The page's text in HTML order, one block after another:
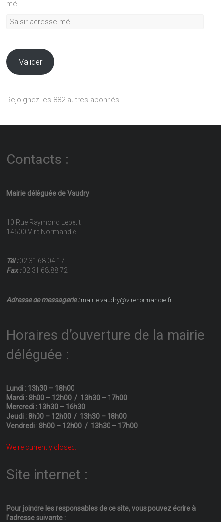
mél.
Saisir
Valider
Rejoignez les 882 autres abonnés
Contacts :
Mairie déléguée de Vaudry
10 Rue Raymond Lepetit
14500 Vire Normandie
Tél :02.31.68.04.17
Fax :02.31.68.88.72
Adresse de messagerie :mairie.vaudry@virenormandie.fr
Horaires d’ouverture de la mairie
déléguée :
Lundi : 13h30 – 18h00
Mardi : 8h00 – 12h00 / 13h30 – 17h00
Mercredi : 13h30 – 16h30
Jeudi : 8h00 – 12h00 / 13h30 – 18h00
Vendredi : 8h00 – 12h00 / 13h30 – 17h00
We're currently closed.
Site internet :
Pour joindre les responsables de ce site, vous pouvez écrire à
l’adresse suivante :